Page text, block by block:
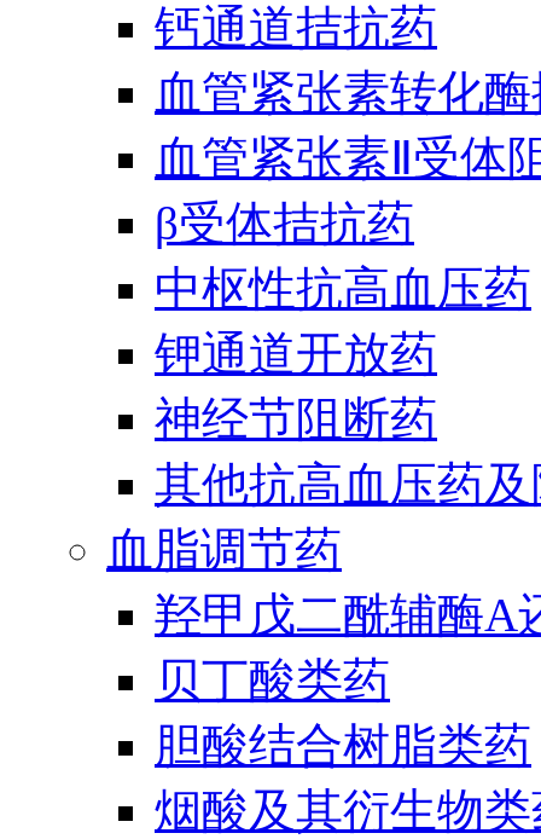
钙通道拮抗药
血管紧张素转化
血管紧张素Ⅱ受体
β受体拮抗药
中枢性抗高血压药
钾通道开放药
神经节阻断药
其他抗高血压药
血脂调节药
羟甲戊二酰辅酶A
贝丁酸类药
胆酸结合树脂类药
烟酸及其衍生物